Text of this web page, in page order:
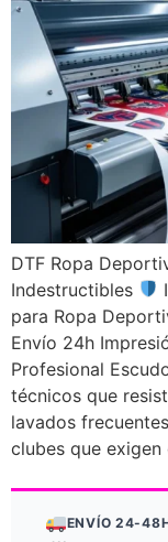
DTF Ropa
Indestructibles
para Ropa
Envío 24h
Profesional
técnicos que
lavados
clubes que
ENVÍO 24-